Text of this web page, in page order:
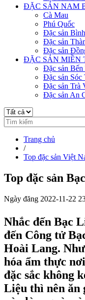
ĐẶC SẢN NAM
Cà Mau
Phú Quốc
Đặc sản
Đặc sản
Đặc sản
ĐẶC SẢN MIỀN
Đặc sản Bến
Đặc sản Sóc
Đặc sản Trà
Đặc sản An
Trang chủ
/
Top đặc sản Việt
Top đặc sản
Ngày đăng 2022-11-22
Nhắc đến Bạc
đến Công tử
Hoài Lang.
hóa ẩm thực
đặc sắc không
Liệu thì nên ăn